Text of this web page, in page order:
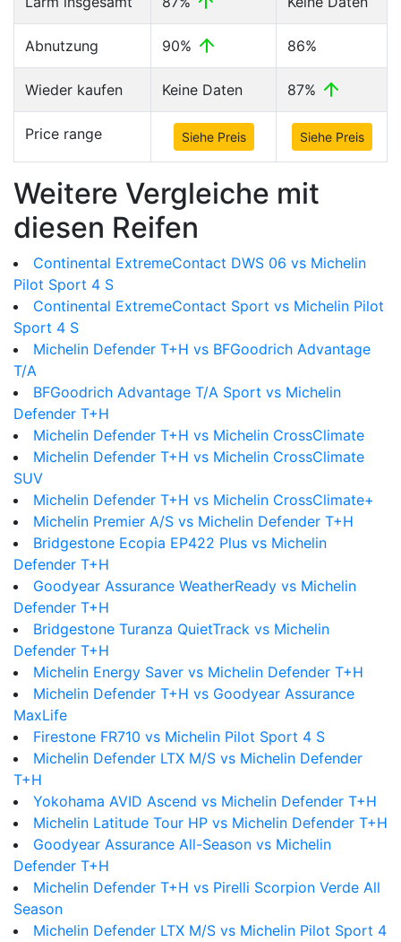
Abnutzung 90% 86%
Wieder kaufen Keine Daten 87%
Price range Siehe Preis Siehe Preis
Weitere Vergleiche mit
diesen Reifen
Continental ExtremeContact DWS 06 vs Michelin
Pilot Sport 4 S
Continental ExtremeContact Sport vs Michelin Pilot
Sport 4 S
Michelin Defender T+H vs BFGoodrich Advantage
T/A
BFGoodrich Advantage T/A Sport vs Michelin
Defender T+H
Michelin Defender T+H vs Michelin CrossClimate
Michelin Defender T+H vs Michelin CrossClimate
SUV
Michelin Defender T+H vs Michelin CrossClimate+
Michelin Premier A/S vs Michelin Defender T+H
Bridgestone Ecopia EP422 Plus vs Michelin
Defender T+H
Goodyear Assurance WeatherReady vs Michelin
Defender T+H
Bridgestone Turanza QuietTrack vs Michelin
Defender T+H
Michelin Energy Saver vs Michelin Defender T+H
Michelin Defender T+H vs Goodyear Assurance
MaxLife
Firestone FR710 vs Michelin Pilot Sport 4 S
Michelin Defender LTX M/S vs Michelin Defender
T+H
Yokohama AVID Ascend vs Michelin Defender T+H
Michelin Latitude Tour HP vs Michelin Defender T+H
Goodyear Assurance All-Season vs Michelin
Defender T+H
Michelin Defender T+H vs Pirelli Scorpion Verde All
Season
Michelin Defender LTX M/S vs Michelin Pilot Sport 4